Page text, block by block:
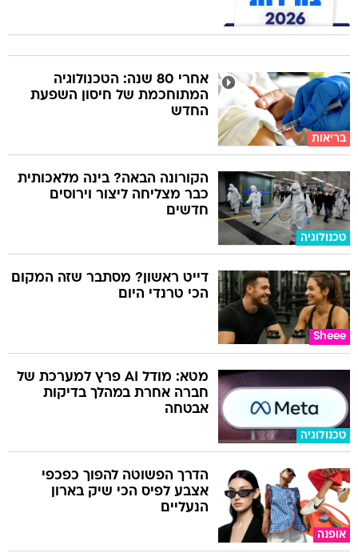
בריאות
אחרי 80 שנה: הטכנולוגיה
המתוחכמת של חיסון השפעת
החדש
טכנולוגיה
הקורונה הבאה? בינה מלאכותית
כבר מצליחה ליצור וירוסים
חדשים
Sheee
דייט ראשון? מסתבר שזה המקום
הכי טרנדי היום
טכנולוגיה
מטא: מודל AI פרץ למערכת של
חברה אחרת במהלך בדיקות
אבטחה
אופנה
הדרך הפשוטה להפוך כפכפי
אצבע לפיס הכי שיק בארון
הנעליים